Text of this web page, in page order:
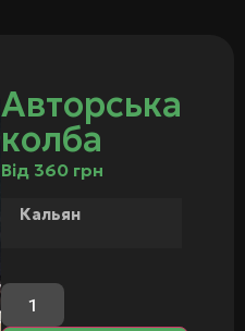
Авторська
колба
Від 360 грн
Кальян